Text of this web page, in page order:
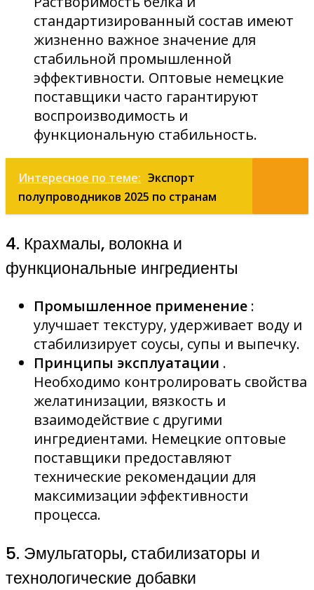
стандартизированный состав имеют
жизненно важное значение для
стабильной промышленной
эффективности. Оптовые немецкие
поставщики часто гарантируют
воспроизводимость и
функциональную стабильность.
Интересное по теме: Экспорт
полупроводников 2025 по странам
4. Крахмалы, волокна и
функциональные ингредиенты
Промышленное применение :
улучшает текстуру, удерживает воду и
стабилизирует соусы, супы и выпечку.
Принципы эксплуатации .
Необходимо контролировать свойства
желатинизации, вязкость и
взаимодействие с другими
ингредиентами. Немецкие оптовые
поставщики предоставляют
технические рекомендации для
максимизации эффективности
процесса.
5. Эмульгаторы, стабилизаторы и
технологические добавки